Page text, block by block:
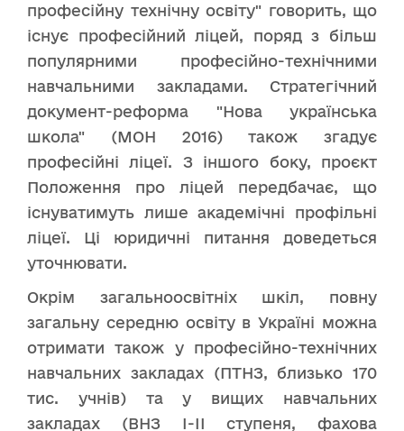
професійну технічну освіту" говорить, що
існує професійний ліцей, поряд з більш
популярними професійно-технічними
навчальними закладами. Стратегічний
документ-реформа "Нова українська
школа" (МОН 2016) також згадує
професійні ліцеї. З іншого боку, проєкт
Положення про ліцей передбачає, що
існуватимуть лише академічні профільні
ліцеї. Ці юридичні питання доведеться
уточнювати.
Окрім загальноосвітніх шкіл, повну
загальну середню освіту в Україні можна
отримати також у професійно-технічних
навчальних закладах (ПТНЗ, близько 170
тис. учнів) та у вищих навчальних
закладах (ВНЗ І-ІІ ступеня, фахова